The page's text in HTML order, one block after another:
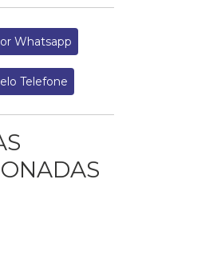
Whatsapp
Telefone